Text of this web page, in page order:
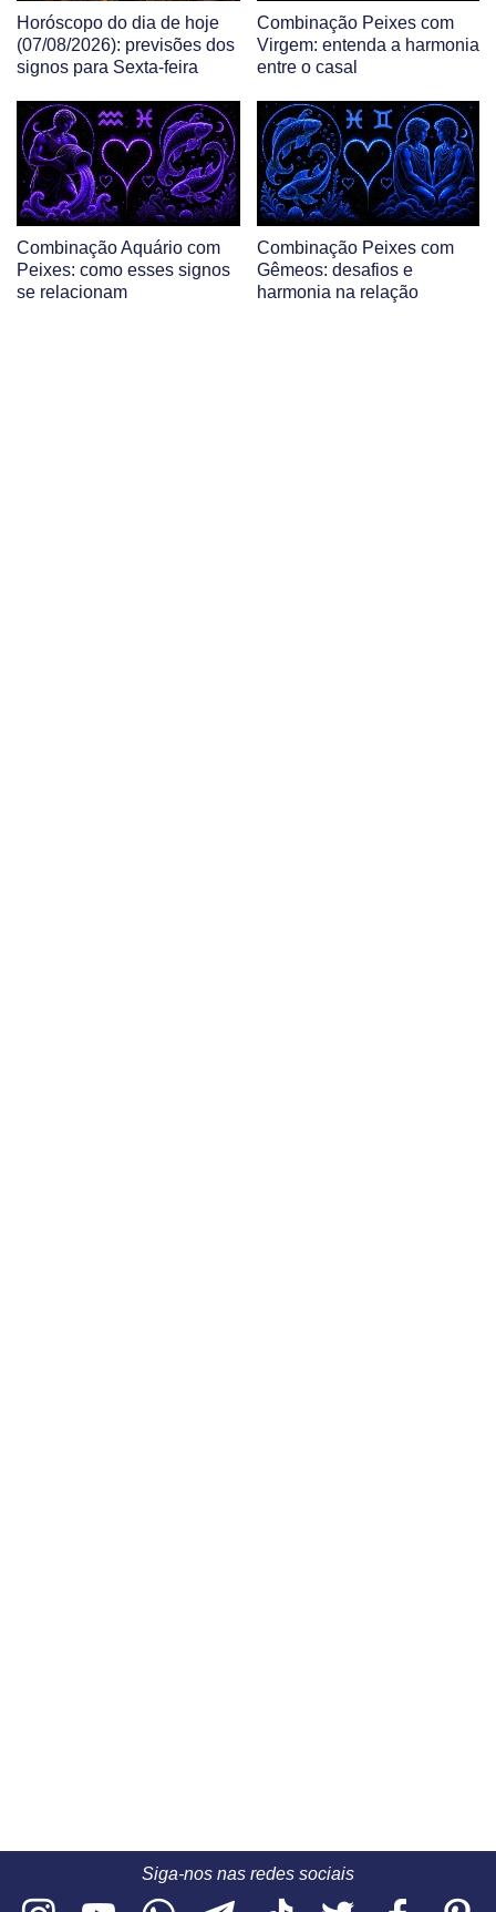
Horóscopo do dia de hoje
(07/08/2026): previsões dos
signos para Sexta-feira
Combinação Peixes com
Virgem: entenda a harmonia
entre o casal
Combinação Aquário com
Peixes: como esses signos
se relacionam
Combinação Peixes com
Gêmeos: desafios e
harmonia na relação
Siga-nos nas redes sociais